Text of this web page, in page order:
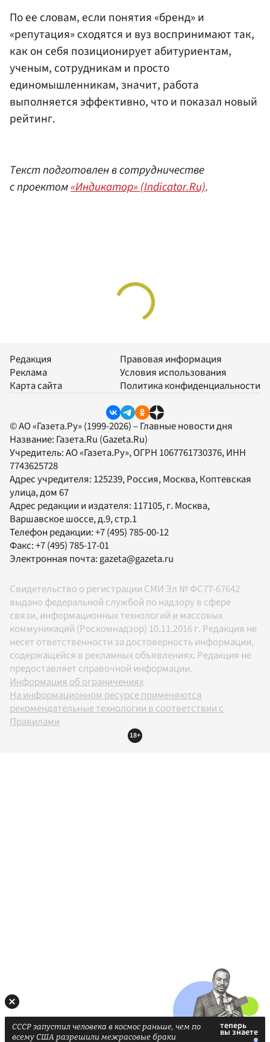
По ее словам, если понятия «бренд» и
«репутация» сходятся и вуз воспринимают так,
как он себя позиционирует абитуриентам,
ученым, сотрудникам и просто
единомышленникам, значит, работа
выполняется эффективно, что и показал новый
рейтинг.
Текст подготовлен в сотрудничестве
с проектом«Индикатор» (Indicator.Ru).
Редакция
Реклама
Карта сайта
Правовая информация
Условия использования
Политика конфиденциальности
© АО «Газета.Ру» (1999-2026) – Главные новости дня
Название: Газета.Ru (Gazeta.Ru)
Учредитель:АО «Газета.Ру», ОГРН 1067761730376, ИНН
7743625728
Адрес учредителя: 125239, Россия, Москва, Коптевская
улица, дом 67
Адрес редакции и издателя: 117105, г. Москва,
Варшавское шоссе, д.9, стр.1
Телефон редакции:+7 (495) 785-00-12
Факс:+7 (495) 785-17-01
Электронная почта: gazeta@gazeta.ru
Свидетельство о регистрации СМИ Эл № ФС77-67642
выдано федеральной службой по надзору в сфере
связи, информационных технологий и массовых
коммуникаций (Роскомнадзор) 10.11.2016 г. Редакция не
несет ответственности за достоверность информации,
содержащейся в рекламных объявлениях. Редакция не
предоставляет справочной информации.
Информация об ограничениях
На информационном ресурсе применяются
рекомендательные технологии в соответствии с
Правилами
18+
СССР запустил человека в космос раньше, чем по
всему США разрешили межрасовые браки